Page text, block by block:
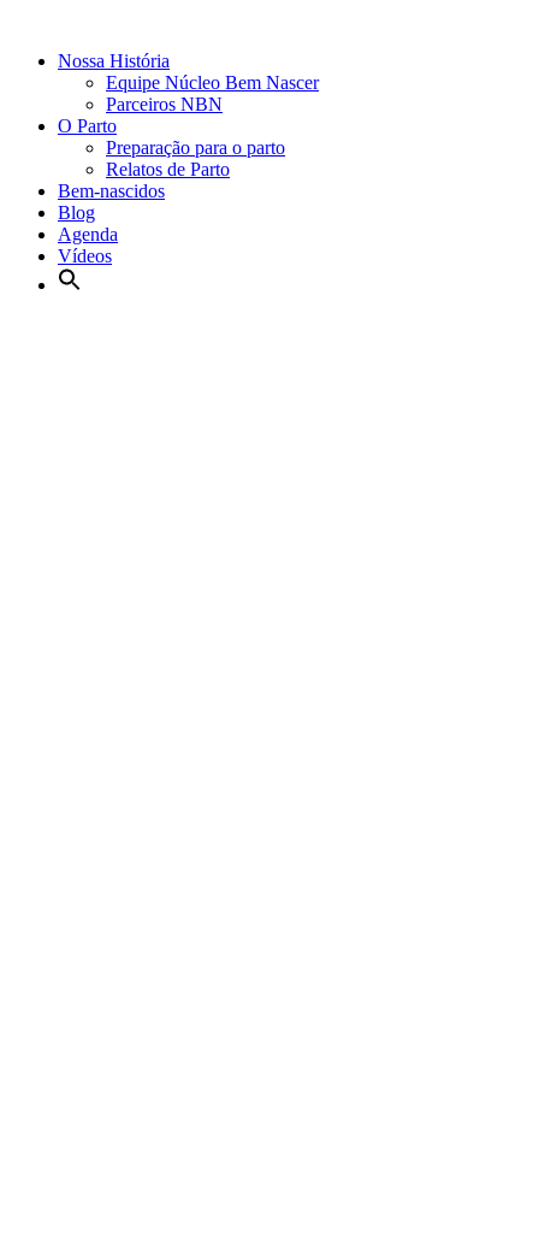
Nossa História
Equipe Núcleo Bem Nascer
Parceiros NBN
O Parto
Preparação para o parto
Relatos de Parto
Bem-nascidos
Blog
Agenda
Vídeos